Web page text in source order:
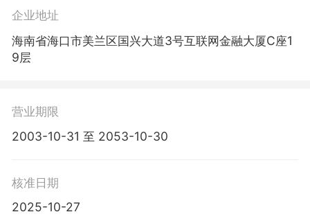
企业地址
海南省海口市美兰区国兴大道3号互联网金融大厦C座1
9层
营业期限
2003-10-31 至 2053-10-30
核准日期
2025-10-27